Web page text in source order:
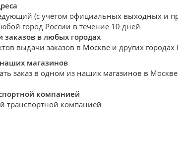
(с учетом официальных выходных и
город России в течение 10 дней
заказов в любых городах
выдачи заказов в Москве и других городах
магазинов
заказ в одном из наших магазинов в Москве
компанией
транспортной компанией